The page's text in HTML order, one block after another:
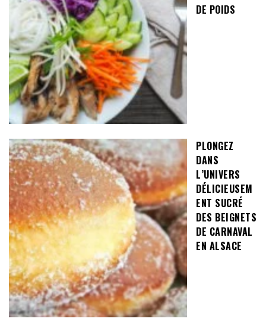
DE POIDS
PLONGEZ
DANS
L’UNIVERS
DÉLICIEUSEM
ENT SUCRÉ
DES BEIGNETS
DE CARNAVAL
EN ALSACE